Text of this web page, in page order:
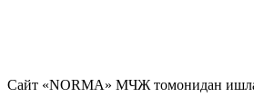
Сайт «NORMA» МЧЖ томонидан